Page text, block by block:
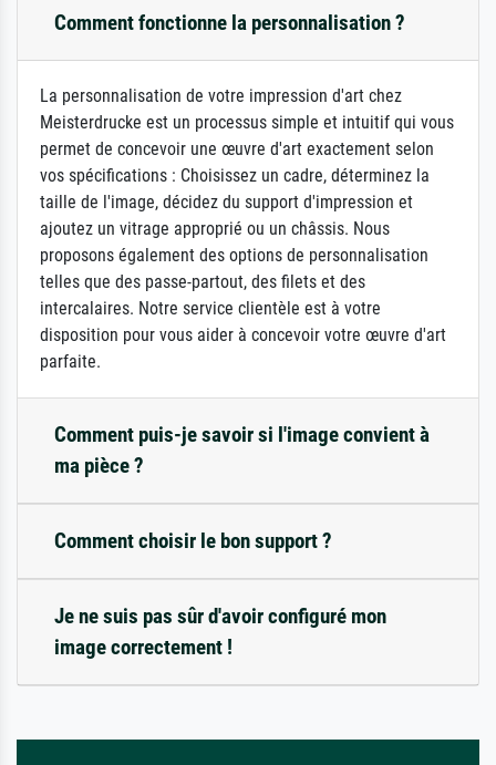
Comment fonctionne la personnalisation ?
La personnalisation de votre impression d'art chez
Meisterdrucke est un processus simple et intuitif qui vous
permet de concevoir une œuvre d'art exactement selon
vos spécifications : Choisissez un cadre, déterminez la
taille de l'image, décidez du support d'impression et
ajoutez un vitrage approprié ou un châssis. Nous
proposons également des options de personnalisation
telles que des passe-partout, des filets et des
intercalaires. Notre service clientèle est à votre
disposition pour vous aider à concevoir votre œuvre d'art
parfaite.
Comment puis-je savoir si l'image convient à
ma pièce ?
Comment choisir le bon support ?
Je ne suis pas sûr d'avoir configuré mon
image correctement !